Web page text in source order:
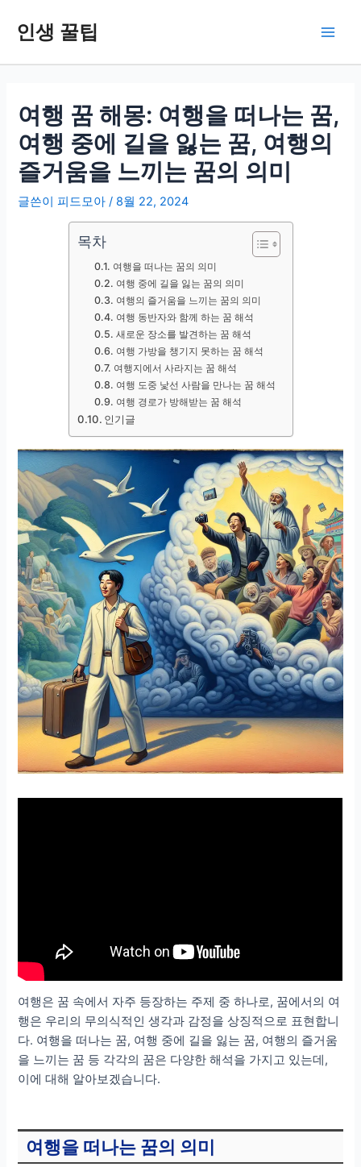
로
인생 꿀팁
여행 꿈 해몽: 여행을 떠나는 꿈,
여행 중에 길을 잃는 꿈, 여행의
즐거움을 느끼는 꿈의 의미
글쓴이 피드모아/ 8월 22, 2024
목차
여행을 떠나는 꿈의 의미
여행 중에 길을 잃는 꿈의 의미
여행의 즐거움을 느끼는 꿈의 의미
여행 동반자와 함께 하는 꿈 해석
새로운 장소를 발견하는 꿈 해석
여행 가방을 챙기지 못하는 꿈 해석
여행지에서 사라지는 꿈 해석
여행 도중 낯선 사람을 만나는 꿈 해석
여행 경로가 방해받는 꿈 해석
인기글
여행은 꿈 속에서 자주 등장하는 주제 중 하나로, 꿈에서의 여
행은 우리의 무의식적인 생각과 감정을 상징적으로 표현합니
다. 여행을 떠나는 꿈, 여행 중에 길을 잃는 꿈, 여행의 즐거움
을 느끼는 꿈 등 각각의 꿈은 다양한 해석을 가지고 있는데,
이에 대해 알아보겠습니다.
여행을 떠나는 꿈의 의미